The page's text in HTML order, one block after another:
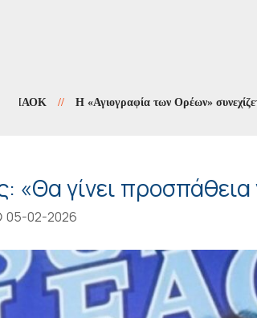
// Η «Αγιογραφία των Ορέων» συνεχίζεται σε
«Θα γίνει προσπάθεια
05-02-2026